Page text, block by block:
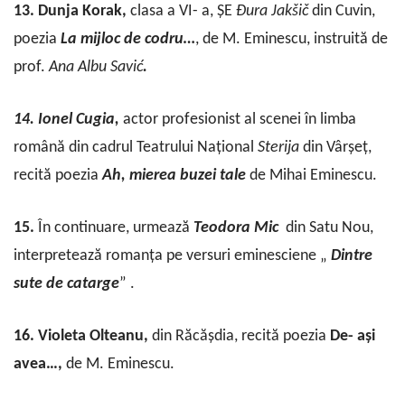
13. Dunja Korak, clasa a VI- a, ȘE Đura Jakšičdin Cuvin,
poezia La mijloc de codru…, de M. Eminescu, instruită de
prof.Ana Albu Savić.
14. Ionel Cugia, actor profesionist al scenei în limba
română din cadrul Teatrului Național Sterija din Vârșeț,
recită poeziaAh, mierea buzei tale de Mihai Eminescu.
15. În continuare, urmează Teodora Mic din Satu Nou,
interpretează romanța pe versuri eminesciene „ Dintre
sute de catarge” .
16. Violeta Olteanu, din Răcășdia, recită poezia De- ași
avea…, de M. Eminescu.